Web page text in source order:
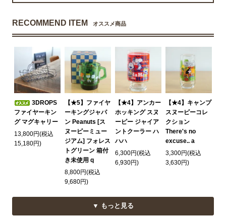
RECOMMEND ITEM オススメ商品
3DROPS
ファイヤーキン
グ マグキャリー
13,800円(税込
15,180円)
【★5】ファイヤ
ーキングジャパ
ン Peanuts [ス
ヌーピーミュー
ジアム] フォレス
トグリーン 箱付
き未使用 q
8,800円(税込
9,680円)
【★4】アンカー
ホッキング スヌ
ーピー ジャイア
ントクーラー ハ
ハハ
6,300円(税込
6,930円)
【★4】キャンプ
スヌーピーコレ
クション
There's no
excuse.. a
3,300円(税込
3,630円)
▼ もっと見る